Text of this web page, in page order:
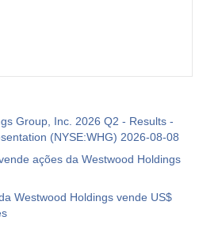
Group, Inc. 2026 Q2 - Results -
(NYSE:WHG) 2026-08-08
ações da Westwood Holdings
Westwood Holdings vende US$